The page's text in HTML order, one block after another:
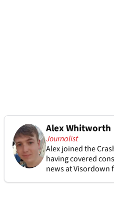
Alex Whitworth
Journalist
Alex joined the
having covered
news at Visordown